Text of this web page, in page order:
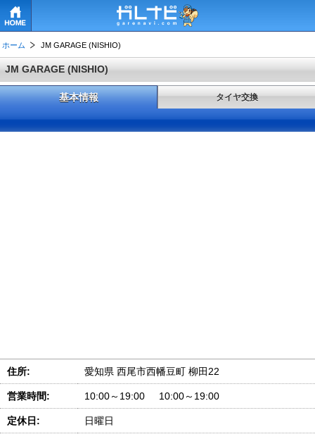
ホーム JM GARAGE (NISHIO)
JM GARAGE (NISHIO)
基本情報 タイヤ交換
住所: 愛知県 西尾市西幡豆町 柳田22
営業時間: 10:00～19:00 10:00～19:00
定休日: 日曜日